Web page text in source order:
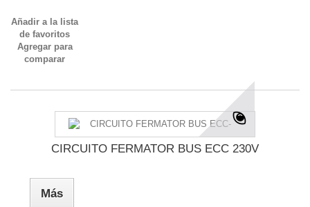
Añadir a la lista
de favoritos
Agregar para
comparar
CIRCUITO FERMATOR BUS ECC 230V
Más